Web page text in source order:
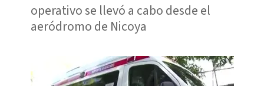
operativo se llevó a cabo desde el
aeródromo de Nicoya